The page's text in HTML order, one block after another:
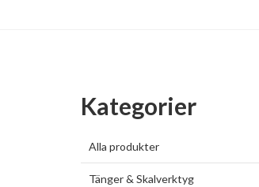
Kategorier
Alla produkter
Tänger & Skalverktyg